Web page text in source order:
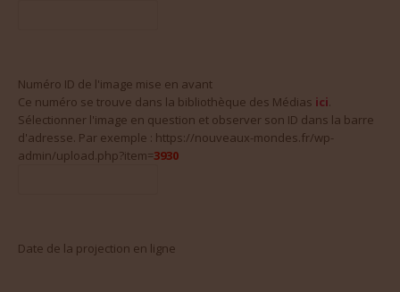
Numéro ID de l'image mise en avant
Ce numéro se trouve dans la bibliothèque des Médias ici.
Sélectionner l'image en question et observer son ID dans la barre
d'adresse. Par exemple : https://nouveaux-mondes.fr/wp-
admin/upload.php?item=3930
Date de la projection en ligne